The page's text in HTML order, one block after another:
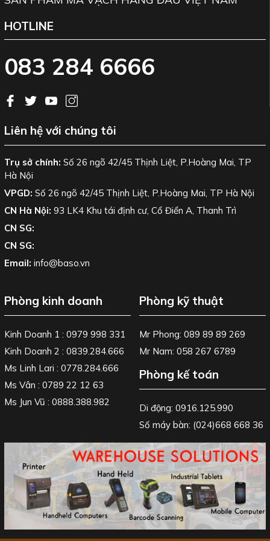
Độ ẩm
Bảo hành 12 tháng
Hãng sản xuất Honeywell
Baso Việt Nam chuyên cung cấp các loại máy đọc mã vạch mới
chính hãng. Chúng tôi có nhận sửa chữa, thay thế linh kiện
Baso Việt Nam xin được phục vụ quý khách. Hotline duy nhất
083 284 6666
HOTLINE
083 284 6666
Liên hệ với chúng tôi
Trụ sở chính: Số 26 ngõ 42/45 Thịnh Liệt, P.Hoàng Mai, TP
Hà Nội
VPGD: Số 26 ngõ 42/45 Thịnh Liệt, P.Hoàng Mai, TP Hà Nội
CN Hà Nội: 93 LK4 Khu tái định cư, Cổ Điển A, Thanh Trì
CN SG:
CN SG:
Email: info@baso.vn
Phòng kinh doanh
Kinh Doanh 1 : 0979 998 331
Kinh Doanh 2 : 0839.284.666
Ms Linh Lari : 0778.284.666
Ms Vân : 0789 22 12 63
Ms Jun Vũ : 0888.388.982
Phòng kỹ thuật
Mr Phong: 089 89 89 269
Mr Nam: 058 267 6789
Phòng kế toán
Di động: 0916.125.990
Số máy bàn: (024)668 668 36